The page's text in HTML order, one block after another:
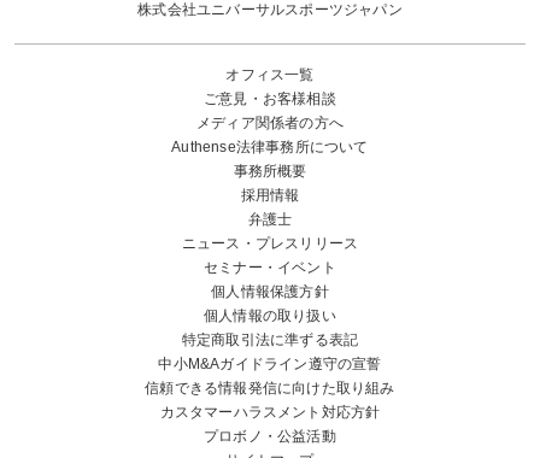
株式会社ユニバーサルスポーツジャパン
オフィス一覧
ご意見・お客様相談
メディア関係者の方へ
Authense法律事務所について
事務所概要
採用情報
弁護士
ニュース・プレスリリース
セミナー・イベント
個人情報保護方針
個人情報の取り扱い
特定商取引法に準ずる表記
中小M&Aガイドライン遵守の宣誓
信頼できる情報発信に向けた取り組み
カスタマーハラスメント対応方針
プロボノ・公益活動